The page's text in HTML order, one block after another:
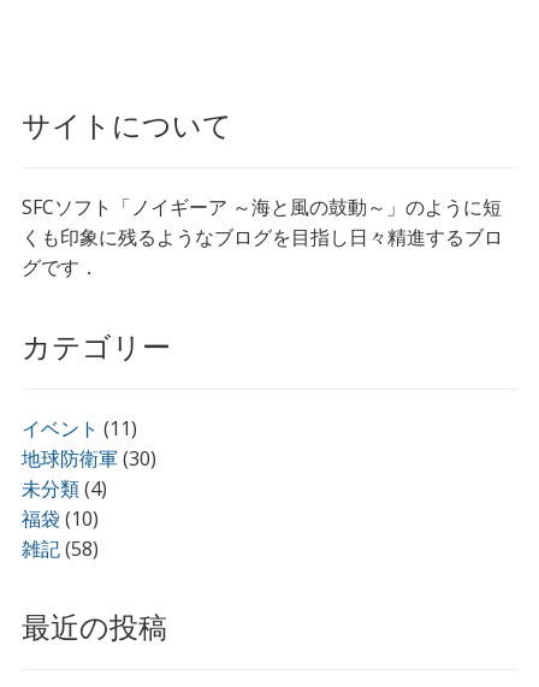
サイトについて
SFCソフト「ノイギーア ～海と風の鼓動～」のように短
くも印象に残るようなブログを目指し日々精進するブロ
グです．
カテゴリー
イベント (11)
地球防衛軍(30)
未分類(4)
福袋 (10)
雑記(58)
最近の投稿